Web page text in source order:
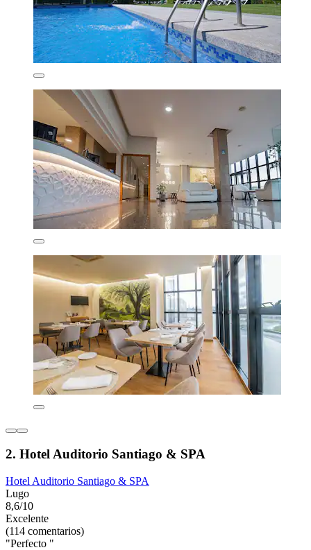
2. Hotel Auditorio Santiago & SPA
Hotel Auditorio Santiago & SPA
Lugo
8,6/10
Excelente
(114 comentarios)
"Perfecto "